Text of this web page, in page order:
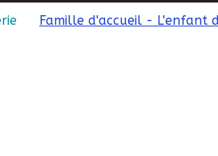
Famille d'accueil - L'enfant